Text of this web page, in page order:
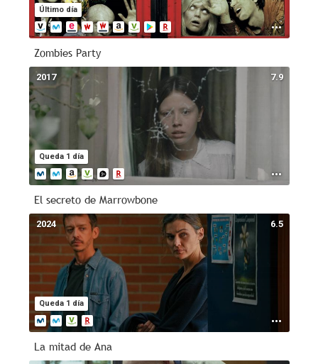
Último día
Zombies Party
7.9
Queda 1 día
2017
El secreto de Marrowbone
6.5
Queda 1 día
2024
La mitad de Ana